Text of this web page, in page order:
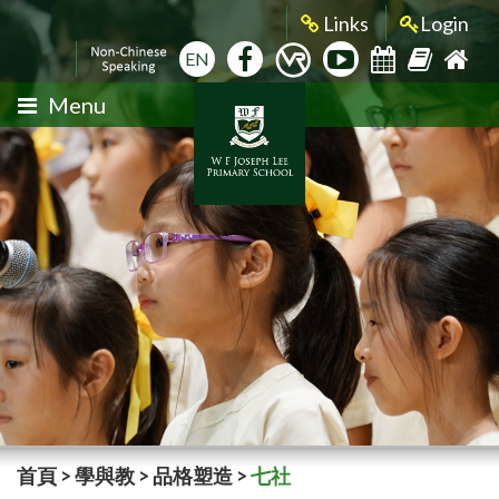
Links Login
EN
Menu
首頁 >學與教 > 品格塑造 >七社